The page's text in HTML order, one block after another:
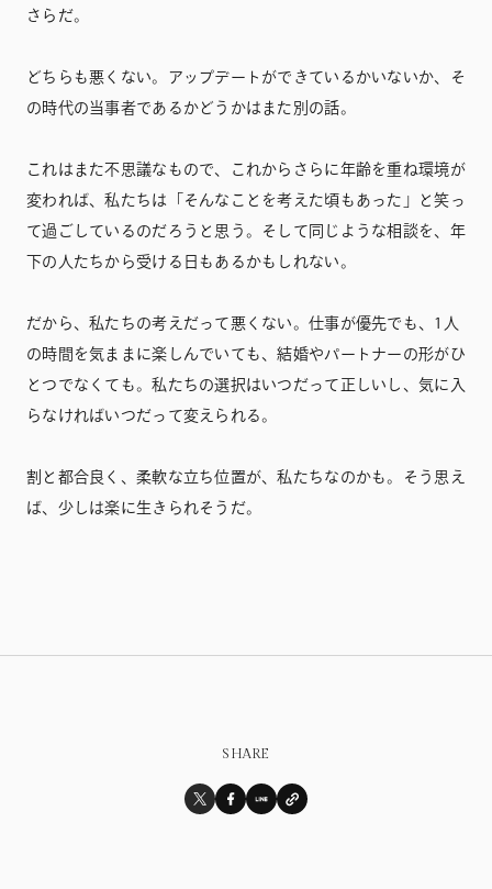
さらだ。
どちらも悪くない。アップデートができているかいないか、そ
の時代の当事者であるかどうかはまた別の話。
これはまた不思議なもので、これからさらに年齢を重ね環境が
変われば、私たちは「そんなことを考えた頃もあった」と笑っ
て過ごしているのだろうと思う。そして同じような相談を、年
下の人たちから受ける日もあるかもしれない。
だから、私たちの考えだって悪くない。仕事が優先でも、1人
の時間を気ままに楽しんでいても、結婚やパートナーの形がひ
とつでなくても。私たちの選択はいつだって正しいし、気に入
らなければいつだって変えられる。
割と都合良く、柔軟な立ち位置が、私たちなのかも。そう思え
ば、少しは楽に生きられそうだ。
SHARE